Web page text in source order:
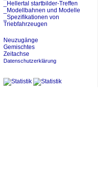
_Hellertal startbilder-Treffen
_Modellbahnen und Modelle
_Spezifikationen von
Triebfahrzeugen
Neuzugänge
Gemischtes
Zeitachse
Datenschutzerklärung